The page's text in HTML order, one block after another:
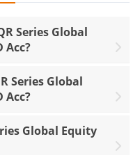
Series Global
Acc?
Series Global
Acc?
Global Equity